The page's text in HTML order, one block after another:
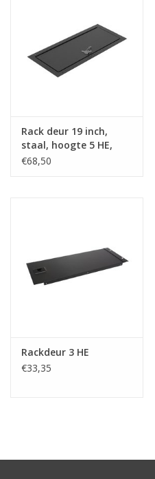
Rack deur 19 inch,
staal, hoogte 5 HE,
afsluitbaar
€68,50
Rackdeur 3 HE
€33,35